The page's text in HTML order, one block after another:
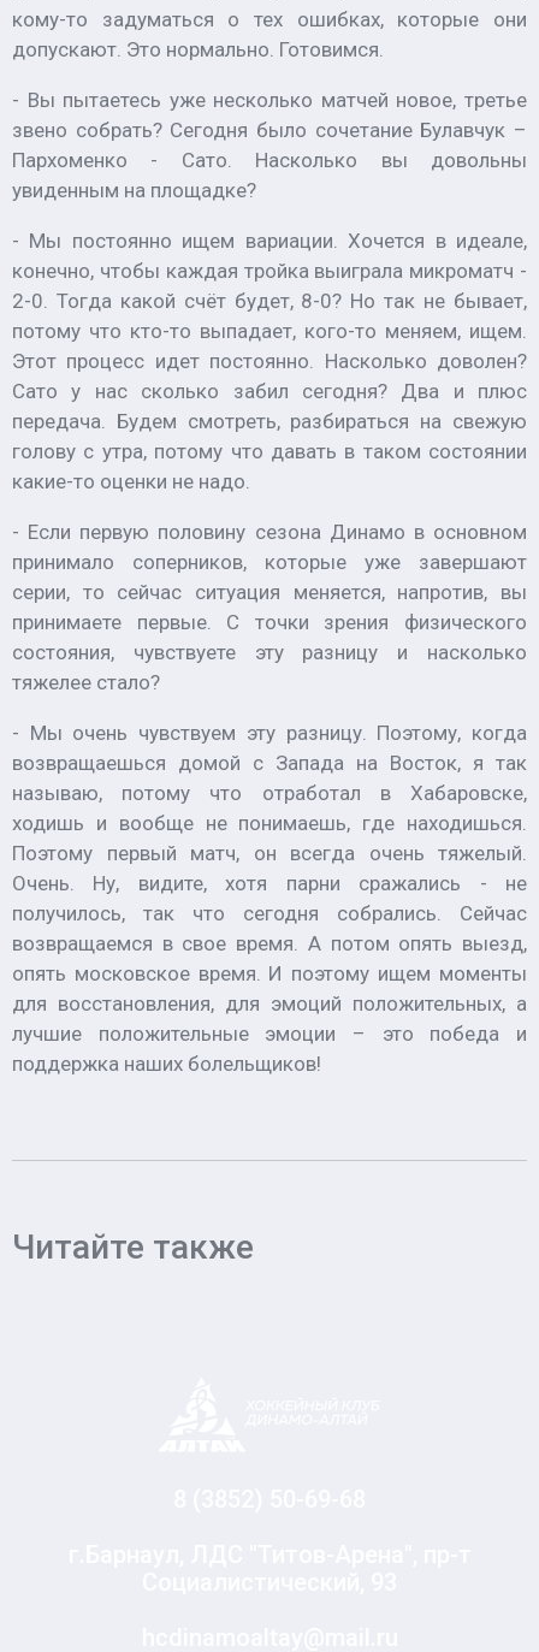
кому-то задуматься о тех ошибках, которые они
допускают. Это нормально. Готовимся.
- Вы пытаетесь уже несколько матчей новое, третье
звено собрать? Сегодня было сочетание Булавчук –
Пархоменко - Сато. Насколько вы довольны
увиденным на площадке?
- Мы постоянно ищем вариации. Хочется в идеале,
конечно, чтобы каждая тройка выиграла микроматч -
2-0. Тогда какой счёт будет, 8-0? Но так не бывает,
потому что кто-то выпадает, кого-то меняем, ищем.
Этот процесс идет постоянно. Насколько доволен?
Сато у нас сколько забил сегодня? Два и плюс
передача. Будем смотреть, разбираться на свежую
голову с утра, потому что давать в таком состоянии
какие-то оценки не надо.
- Если первую половину сезона Динамо в основном
принимало соперников, которые уже завершают
серии, то сейчас ситуация меняется, напротив, вы
принимаете первые. С точки зрения физического
состояния, чувствуете эту разницу и насколько
тяжелее стало?
- Мы очень чувствуем эту разницу. Поэтому, когда
возвращаешься домой с Запада на Восток, я так
называю, потому что отработал в Хабаровске,
ходишь и вообще не понимаешь, где находишься.
Поэтому первый матч, он всегда очень тяжелый.
Очень. Ну, видите, хотя парни сражались - не
получилось, так что сегодня собрались. Сейчас
возвращаемся в свое время. А потом опять выезд,
опять московское время. И поэтому ищем моменты
для восстановления, для эмоций положительных, а
лучшие положительные эмоции – это победа и
поддержка наших болельщиков!
Читайте также